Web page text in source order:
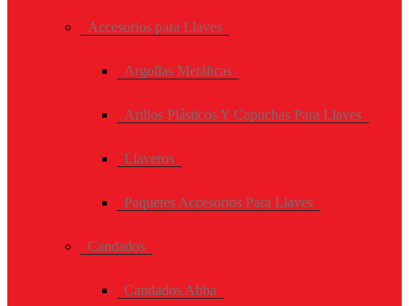
Accesorios para Llaves
Argollas Metálicas
Arillos Plásticos Y Capuchas Para Llaves
Llaveros
Paquetes Accesorios Para Llaves
Candados
Candados Abba